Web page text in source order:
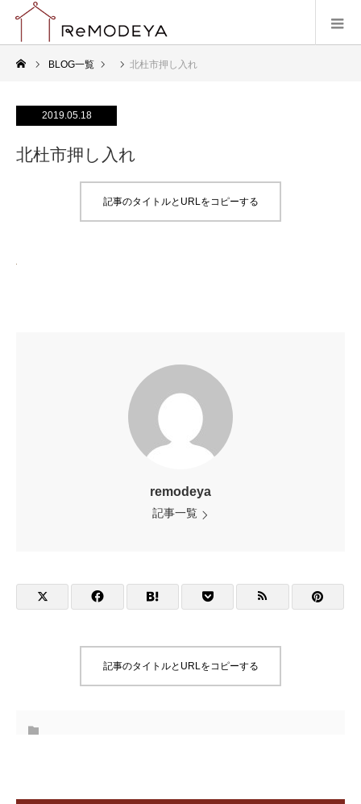
BLOG一覧 北杜市押し入れ
2019.05.18
北杜市押し入れ
記事のタイトルとURLをコピーする
remodeya
記事一覧
記事のタイトルとURLをコピーする